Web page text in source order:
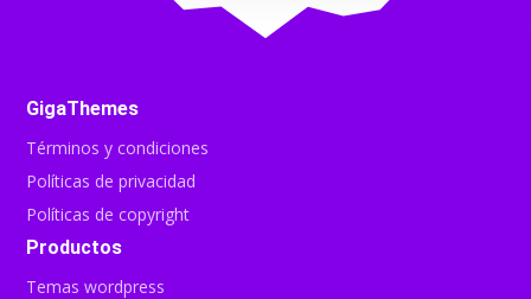
GigaThemes
Términos y condiciones
Políticas de privacidad
Políticas de copyright
Productos
Temas wordpress